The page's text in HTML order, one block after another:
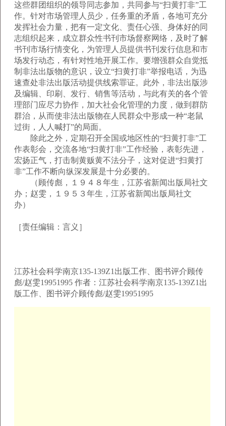
这些群团组织的领导同志参加，共同参与“扫黄打非”工
作。针对市场管理人员少，任务重的矛盾，各地可充分
发挥社会力量，把有一定文化、责任心强、身体好的同
志组织起来，成立群众性书刊市场督察网络，及时了解
书刊市场行情变化，为管理人员提供书刊发行信息和市
场发行动态，有针对性地开展工作。要增强群众自觉抵
制非法出版物的意识，设立“扫黄打非”举报电话，为迅
速查处非法出版活动提供线索罪证。此外，非法出版涉
及编辑、印刷、发行、销售等活动，与此有关的各个管
理部门应尽力协作，加大社会化管理的力度，做到群防
群治，从而使非法出版物在人民群众中形成一种“老鼠
过街，人人喊打”的局面。
除此之外，定期召开全国或地区性的“扫黄打非”工
作表彰会，交流各地“扫黄打非”工作经验，表彰先进，
宏扬正气，打击制黄贩黄不法分子，这对促进“扫黄打
非”工作不断向纵深发展是十分必要的。
（顾传彪，１９４８年生，江苏省新闻出版局社文
办；赵雯，１９５３年生，江苏省新闻出版局社文
办）
［责任编辑：言义］
江苏社会科学南京135-139Z1出版工作、图书评介顾传
彪/赵雯19951995 作者：江苏社会科学南京135-139Z1出
版工作、图书评介顾传彪/赵雯19951995